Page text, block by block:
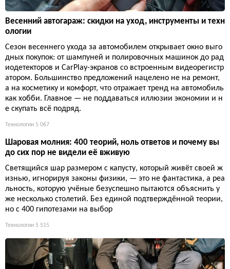
Весенний автогараж: скидки на уход, инструменты и техн
ологии
Сезон весеннего ухода за автомобилем открывает окно выго
дных покупок: от шампуней и полировочных машинок до рад
иодетекторов и CarPlay-экранов со встроенным видеорегистр
атором. Большинство предложений нацелено не на ремонт,
а на косметику и комфорт, что отражает тренд на автомобиль
как хобби. Главное — не поддаваться иллюзии экономии и н
е скупать всё подряд.
Технологии 5 067
Шаровая молния: 400 теорий, ноль ответов и почему вы
до сих пор не видели её вживую
Светящийся шар размером с капусту, который живёт своей ж
изнью, игнорируя законы физики, — это не фантастика, а реа
льность, которую учёные безуспешно пытаются объяснить у
же несколько столетий. Без единой подтверждённой теории,
но с 400 гипотезами на выбор
Технологии 5 515